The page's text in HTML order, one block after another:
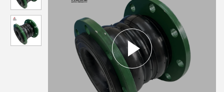
φλέγγη από ανθρακούχο χάλυβα